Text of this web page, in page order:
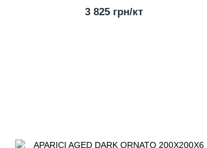
3 825 грн/кт